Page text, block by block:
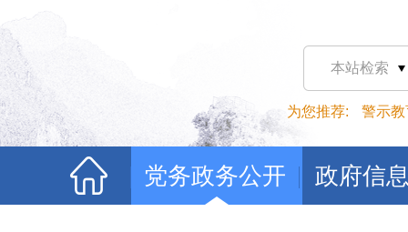
本站检索
为您推荐: 警示教
党务政务公开 政府信